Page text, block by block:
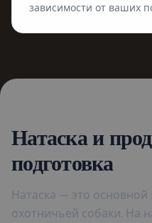
зависимости от ваших
Натаска и
подготовка
Натаска — это основной
охотничьей собаки. На